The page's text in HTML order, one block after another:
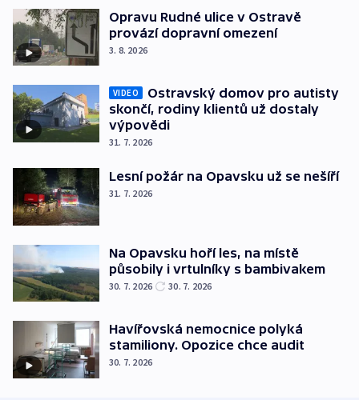
Opravu Rudné ulice v Ostravě
provází dopravní omezení
3. 8. 2026
VIDEO
Ostravský domov pro autisty
skončí, rodiny klientů už dostaly
výpovědi
31. 7. 2026
Lesní požár na Opavsku už se nešíří
31. 7. 2026
Na Opavsku hoří les, na místě
působily i vrtulníky s bambivakem
30. 7. 2026 30. 7. 2026
Havířovská nemocnice polyká
stamiliony. Opozice chce audit
30. 7. 2026